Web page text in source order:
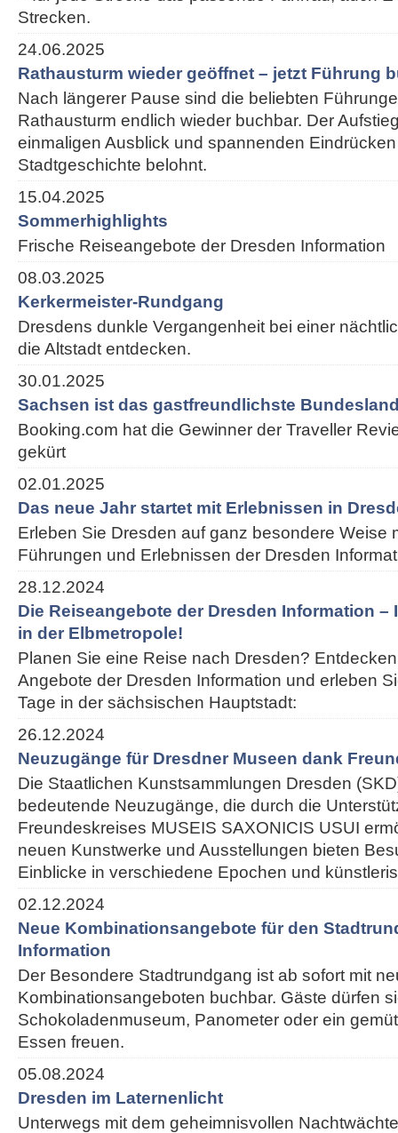
Strecken.
24.06.2025
Rathausturm wieder geöffnet – jetzt Führung
Nach längerer Pause sind die beliebten
Rathausturm endlich wieder buchbar. Der
einmaligen Ausblick und spannenden
Stadtgeschichte belohnt.
15.04.2025
Sommerhighlights
Frische Reiseangebote der Dresden Information
08.03.2025
Kerkermeister-Rundgang
Dresdens dunkle Vergangenheit bei einer
die Altstadt entdecken.
30.01.2025
Sachsen ist das gastfreundlichste
Booking.com hat die Gewinner der Traveller
gekürt
02.01.2025
Das neue Jahr startet mit Erlebnissen in
Erleben Sie Dresden auf ganz besondere Weise
Führungen und Erlebnissen der Dresden
28.12.2024
Die Reiseangebote der Dresden Information –
in der Elbmetropole!
Planen Sie eine Reise nach Dresden?
Angebote der Dresden Information und erleben
Tage in der sächsischen Hauptstadt:
26.12.2024
Neuzugänge für Dresdner Museen dank
Die Staatlichen Kunstsammlungen Dresden
bedeutende Neuzugänge, die durch die
Freundeskreises MUSEIS SAXONICIS USUI
neuen Kunstwerke und Ausstellungen bieten
Einblicke in verschiedene Epochen und
02.12.2024
Neue Kombinationsangebote für den
Information
Der Besondere Stadtrundgang ist ab sofort mit
Kombinationsangeboten buchbar. Gäste dürfen
Schokoladenmuseum, Panometer oder ein
Essen freuen.
05.08.2024
Dresden im Laternenlicht
Unterwegs mit dem geheimnisvollen